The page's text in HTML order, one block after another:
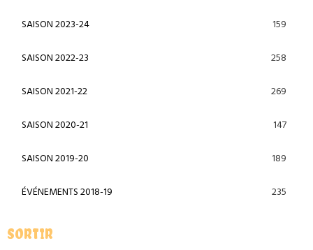
SAISON 2023-24 159
SAISON 2022-23 258
SAISON 2021-22 269
SAISON 2020-21 147
SAISON 2019-20 189
ÉVÉNEMENTS 2018-19 235
SORTIR